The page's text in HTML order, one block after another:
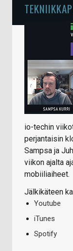
io-techin
perjantaisin
Sampsa ja
viikon ajalta
mobiiliaiheet.
Jälkikäteen
Youtube
iTunes
Spotify